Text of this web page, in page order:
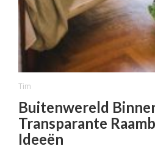
Tim
Buitenwereld
Transparante
Ideeën